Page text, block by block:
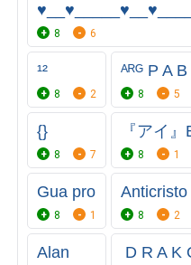
8 6
¹²
8 2
ᴬᴿᴳ P A
8 5
{}
8 7
『アイ
8 1
Gua pro
8 1
Anticristo
8 2
Alan ㅤㅤㅤㅤ D R A